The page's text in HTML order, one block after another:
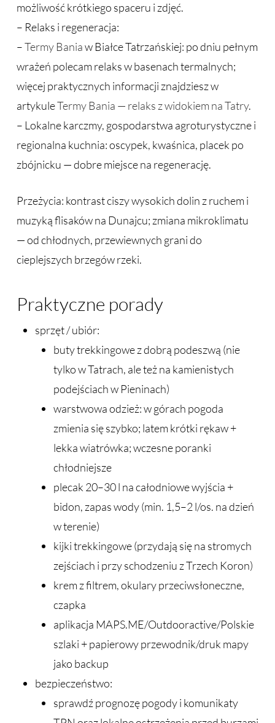
możliwość krótkiego spaceru i zdjęć.
– Relaks i regeneracja:
–Termy Baniaw Białce Tatrzańskiej: po dniu pełnym
wrażeń polecam relaks w basenach termalnych;
więcej praktycznych informacji znajdziesz w
artykuleTermy Bania — relaks z widokiem na Tatry.
– Lokalne karczmy, gospodarstwa agroturystyczne i
regionalna kuchnia: oscypek, kwaśnica, placek po
zbójnicku — dobre miejsce na regenerację.
Przeżycia: kontrast ciszy wysokich dolin z ruchem i
muzyką flisaków na Dunajcu; zmiana mikroklimatu
— od chłodnych, przewiewnych grani do
cieplejszych brzegów rzeki.
Praktyczne porady
sprzęt / ubiór:
buty trekkingowe z dobrą podeszwą (nie
tylko w Tatrach, ale też na kamienistych
podejściach w Pieninach)
warstwowa odzież: w górach pogoda
zmienia się szybko; latem krótki rękaw +
lekka wiatrówka; wczesne poranki
chłodniejsze
plecak 20–30 l na całodniowe wyjścia +
bidon, zapas wody (min. 1,5–2 l/os. na dzień
w terenie)
kijki trekkingowe (przydają się na stromych
zejściach i przy schodzeniu z Trzech Koron)
krem z filtrem, okulary przeciwsłoneczne,
czapka
aplikacja MAPS.ME/Outdooractive/Polskie
szlaki + papierowy przewodnik/druk mapy
jako backup
bezpieczeństwo:
sprawdź prognozę pogody i komunikaty